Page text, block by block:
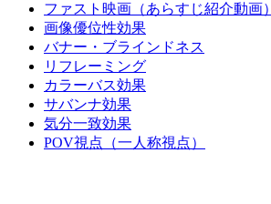
ファスト映画（あらすじ紹介動画）
画像優位性効果
バナー・ブラインドネス
リフレーミング
カラーバス効果
サバンナ効果
気分一致効果
POV視点（一人称視点）